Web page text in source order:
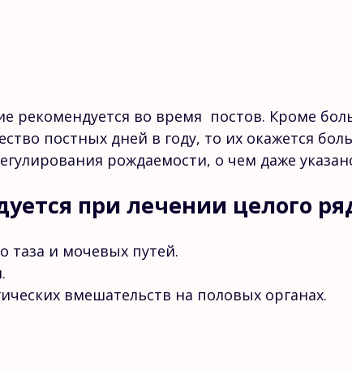
рекомендуется во время постов. Кроме
постных дней в году, то их окажется
рождаемости, о чем даже
при лечении целого
таза и мочевых путей.
вмешательств на половых органах.